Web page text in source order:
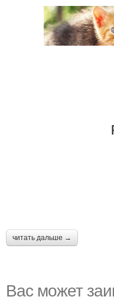
читать дальше →
Вас может